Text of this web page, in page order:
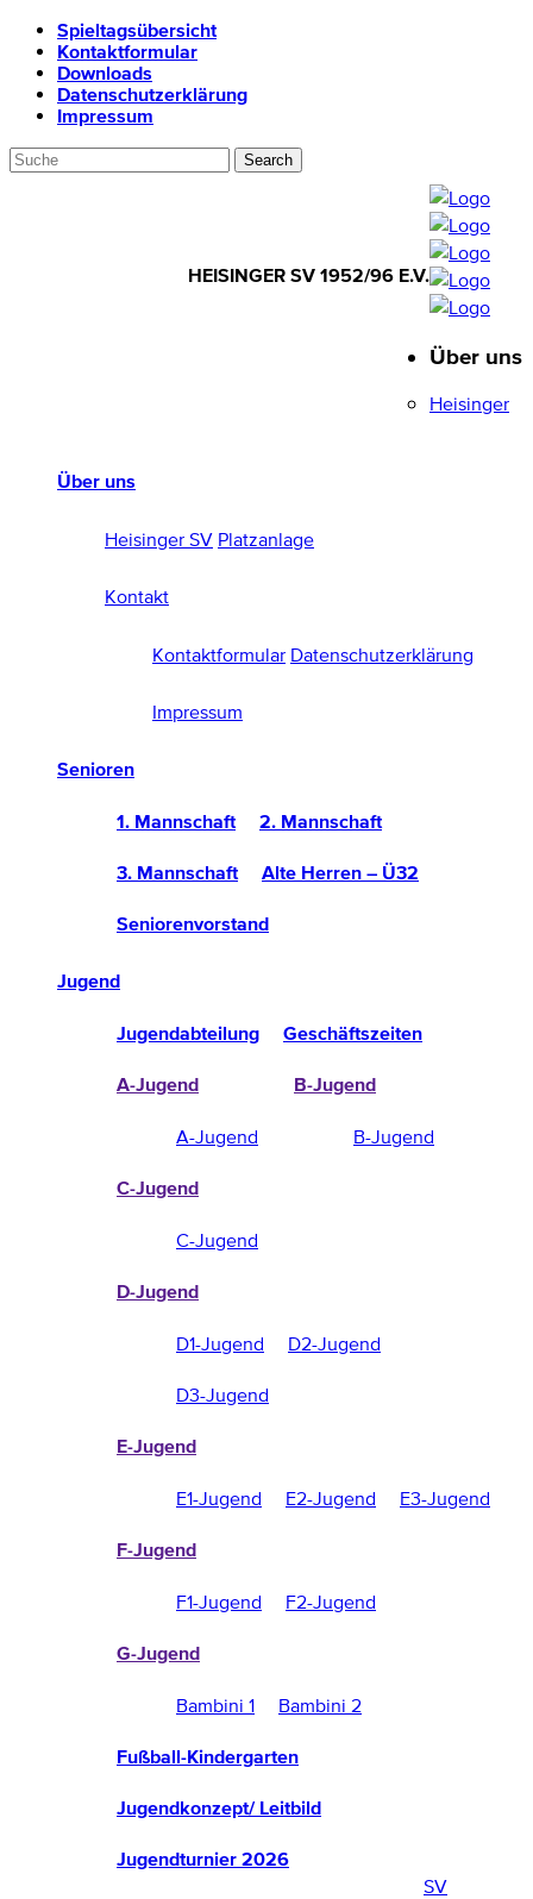
Spieltagsübersicht
Kontaktformular
Downloads
Datenschutzerklärung
Impressum
HEISINGER SV 1952/96 E.V.
1952/96 E.V.
Über uns
Heisinger SV Platzanlage
Kontakt
Kontaktformular Datenschutzerklärung
Impressum
Senioren
1. Mannschaft 2. Mannschaft
3. Mannschaft Alte Herren – Ü32
Seniorenvorstand
Jugend
Jugendabteilung Geschäftszeiten
A-Jugend
A-Jugend
B-Jugend
B-Jugend
C-Jugend
C-Jugend
D-Jugend
D1-Jugend
D2-Jugend
D3-Jugend
E-Jugend
E1-Jugend E2-Jugend E3-Jugend
F-Jugend
F1-Jugend F2-Jugend
G-Jugend
Bambini 1 Bambini 2
Fußball-Kindergarten
Jugendkonzept/ Leitbild
Jugendturnier 2026
Über uns
Heisinger
SV